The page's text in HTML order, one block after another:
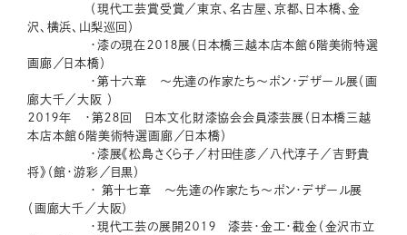
（現代工芸賞受賞／東京、名古屋、京都、日本橋、金
沢、横浜、山梨巡回）
・漆の現在２０１８展（日本橋三越本店本館６階美術特選
画廊／日本橋）
・第十六章 ～先達の作家たち～ポン・デザール展（画
廊大千／大阪 ）
２０１９年 ・第２８回 日本文化財漆協会会員漆芸展（日本橋三越
本店本館６階美術特選画廊／日本橋）
・漆展《松島さくら子／村田佳彦／八代淳子／吉野貴
将》（館・游彩／目黒）
・ 第十七章 ～先達の作家たち～ポン・デザール展
（画廊大千／大阪）
・現代工芸の展開２０１９ 漆芸・金工・截金（金沢市立